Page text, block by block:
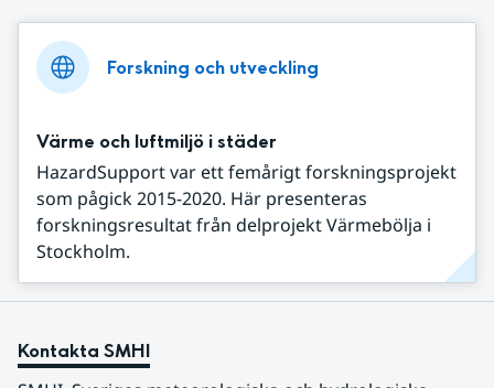
Forskning och utveckling
Värme och luftmiljö i städer
HazardSupport var ett femårigt forskningsprojekt
som pågick 2015-2020. Här presenteras
forskningsresultat från delprojekt Värmebölja i
Stockholm.
Kontakta SMHI